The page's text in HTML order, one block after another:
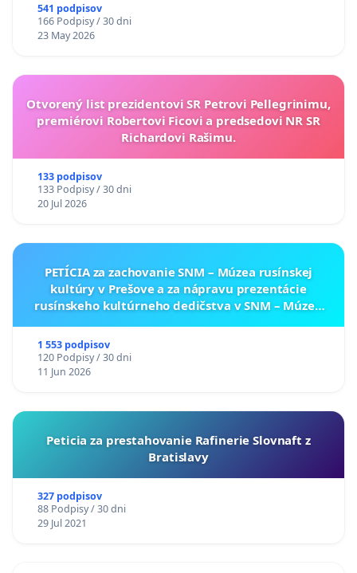
541 podpisov
166 Podpisy / 30 dni
23 May 2026
Otvorený list prezidentovi SR Petrovi Pellegrinimu,
premiérovi Robertovi Ficovi a predsedovi NR SR
Richardovi Rašimu.
133 podpisov
133 Podpisy / 30 dni
20 Jul 2026
PETÍCIA za zachovanie SNM – Múzea rusínskej
kultúry v Prešove a za nápravu prezentácie
rusínskeho kultúrneho dedičstva v SNM – Múzeu
1 553 podpisov
120 Podpisy / 30 dni
11 Jun 2026
Peticia za prestahovanie Rafinerie Slovnaft z
Bratislavy
327 podpisov
88 Podpisy / 30 dni
29 Jul 2021